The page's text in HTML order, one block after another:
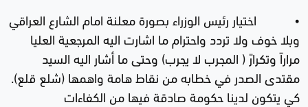
• اختيار رئيس الوزراء بصورة معلنة امام الشارع العراقي
وبلا خوف ولا تردد واحترام ما اشارت اليه المرجعية العليا
مراراً وتكرارً ( المجرب لا يجرب) وحتى ما أشار اليه السيد
مقتدى الصدر في خطابه من نقاط هامة واهمها (شلع قلع).
كي يتكون لدينا حكومة صادقة فيها من الكفاءات